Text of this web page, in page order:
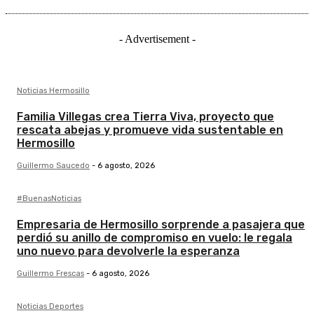
- Advertisement -
Noticias Hermosillo
Familia Villegas crea Tierra Viva, proyecto que
rescata abejas y promueve vida sustentable en
Hermosillo
Guillermo Saucedo - 6 agosto, 2026
#BuenasNoticias
Empresaria de Hermosillo sorprende a pasajera que
perdió su anillo de compromiso en vuelo: le regala
uno nuevo para devolverle la esperanza
Guillermo Frescas - 6 agosto, 2026
Noticias Deportes